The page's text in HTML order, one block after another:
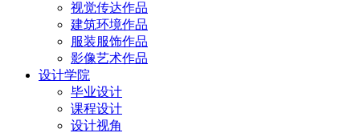
视觉传达作品
建筑环境作品
服装服饰作品
影像艺术作品
设计学院
毕业设计
课程设计
设计视角